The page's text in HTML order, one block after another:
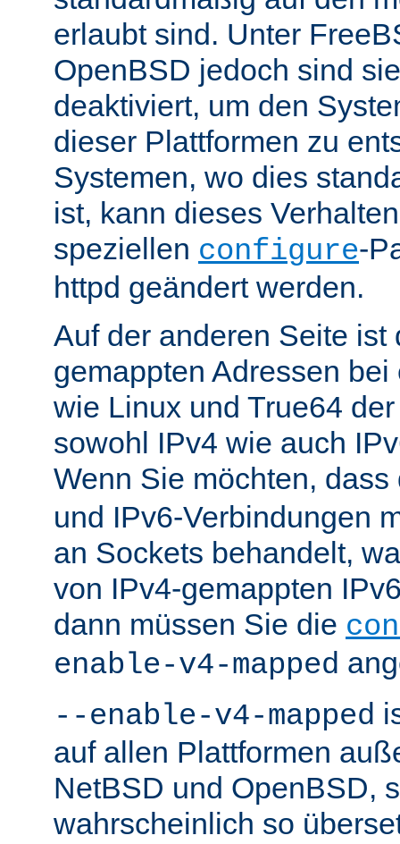
erlaubt sind. Unter
OpenBSD jedoch sind
deaktiviert, um den
dieser Plattformen zu
Systemen, wo dies
ist, kann dieses
speziellen configure-
httpd geändert werden.
Auf der anderen Seite ist
gemappten Adressen
wie Linux und True64
sowohl IPv4 wie auch
Wenn Sie möchten,
und IPv6-Verbindungen
an Sockets behandelt,
von IPv4-gemappten
dann müssen Sie die
enable-v4-mapped
--enable-v4-mapped
auf allen Plattformen
NetBSD und OpenBSD,
wahrscheinlich so